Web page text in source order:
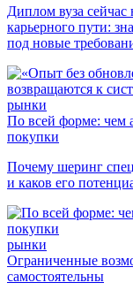
Диплом вуза сейчас
карьерного пути:
под новые
рынки
По всей форме: чем
покупки
Почему шеринг
и каков его
рынки
Ограниченные
самостоятельны